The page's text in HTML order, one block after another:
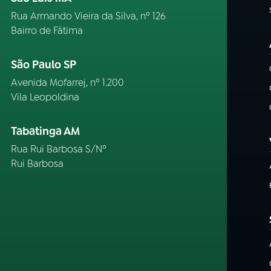
Rua Armando Vieira da Silva, nº 126
Bairro de Fátima
São Paulo SP
Avenida Mofarrej, nº 1.200
Vila Leopoldina
Tabatinga AM
Rua Rui Barbosa S/Nº
Rui Barbosa